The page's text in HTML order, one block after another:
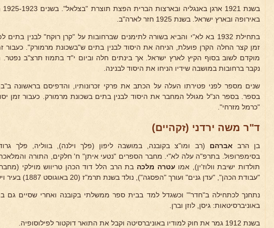
באירופה ובארץ ישראל. בשנת 1925 חזר לארה"ב.
בתחילת 1932 בא לא"י והביא בשורה לתימנים שברחובות על "קרן רוקח" לבנין
זמן קצר החלה הקרן פועלת, הניחה את היסוד לבנין בתים ש"בשכונת מרמורק". כעבור
מוקדם לשוב בסוף הקיץ לארץ ישראל. אך בינתים חלה וביום י"ד בתמוז תרצ"ב נפטר.
נקבר ברחובות במושבה שידיו הניחו את היסוד לבנינה.
שנים מספר לפני פטירתו העלה על הכתב את פרקי זכרונותיו, והדפיסם בראשונה
בספר. בספר הנ"ל מגולל המחבר את היסוד לבנין בתים בשכונת מרמורק. כעבור זמן
"כרמל מזרחי".
ד"ר משה ירדני (זקהיים)
בן הרב אברהם (רב ומו"צ בקובנה, במושבה ליפון (פלך וילנה), בווליה, פלך
בסימפרופול. בתרפ"ה עלה לא"י. מחבר הספרים "נטעי איתן" ח' חלקים, התורה
תולדות ישיבת וולוז'ין), אמו עטרה מלכה בת הרב הלל דוד הכהן טריווש מוילקי
"עבודת הכהן", "עדן גנים" ועורך "הפסגה"), נולד בשנת תרמ"ז (20 באוגוסט 1887) בעיר וילקי פלך קובנה (ליטה).
נתחנך לכתחילה ב"חדר"' וכשגדל למד בבית ספר ממשלתי בקובנה ואחרי שסיים גם
באוניברסיטאות: גיסן, לוזן וברן.
בשנת 1912 גמר את חוק למודיו באוניברסיטה וקבל את התואר דוקטור לפילוסופיה.